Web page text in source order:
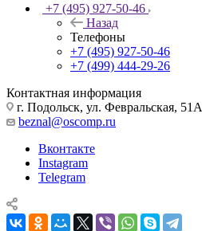
+7 (495) 927-50-46
Назад
Телефоны
+7 (495) 927-50-46
+7 (499) 444-29-26
Контактная информация
г. Подольск, ул. Февральская, 51А
beznal@oscomp.ru
Вконтакте
Instagram
Telegram